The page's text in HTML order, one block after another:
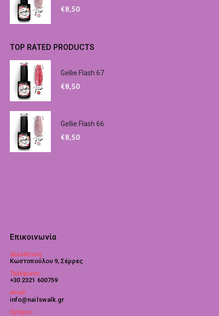
€8,50
TOP RATED PRODUCTS
Gellie Flash 67
€8,50
Gellie Flash 66
€8,50
Επικοινωνία
Διεύθυνση:
Κωστοπούλου 9, Σέρρες
Τηλέφωνο:
+30 2321 600759
email:
info@nailswalk.gr
Ωράριο: